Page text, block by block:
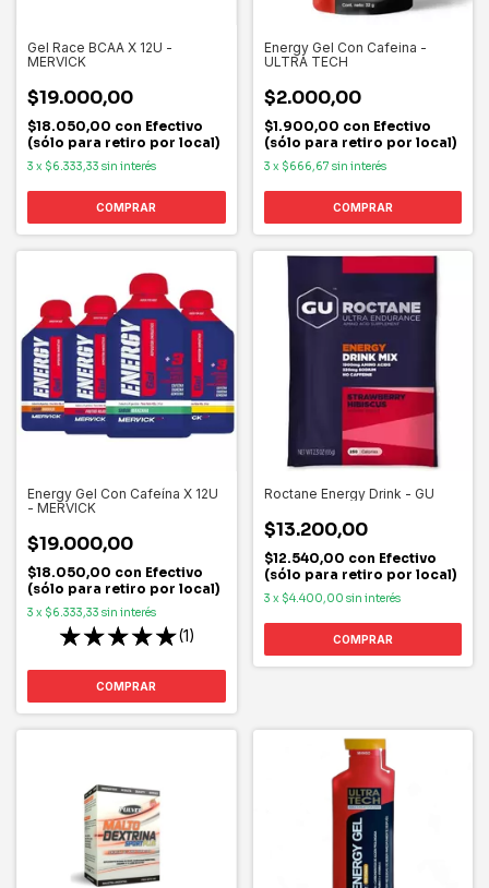
Gel Race BCAA X 12U -
MERVICK
$19.000,00
$18.050,00 con Efectivo
(sólo para retiro por local)
3 x $6.333,33 sin interés
COMPRAR
Energy Gel Con Cafeina -
ULTRA TECH
$2.000,00
$1.900,00 con Efectivo
(sólo para retiro por local)
3 x $666,67 sin interés
COMPRAR
Energy Gel Con Cafeína X 12U
- MERVICK
$19.000,00
$18.050,00 con Efectivo
(sólo para retiro por local)
3 x $6.333,33 sin interés
(1)
COMPRAR
Roctane Energy Drink - GU
$13.200,00
$12.540,00 con Efectivo
(sólo para retiro por local)
3 x $4.400,00 sin interés
COMPRAR